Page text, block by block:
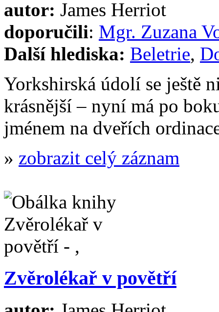
autor: James Herriot
doporučili: Mgr. Zuzana
Další hlediska: Beletrie,
Yorkshirská údolí se ještě
krásnější – nyní má po
jménem na dveřích
» zobrazit celý záznam
Zvěrolékař v povětří